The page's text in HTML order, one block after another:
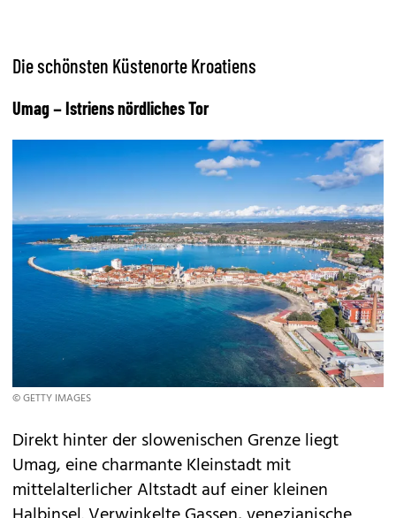
Die schönsten Küstenorte Kroatiens
Umag – Istriens nördliches Tor
© GETTY IMAGES
Direkt hinter der slowenischen Grenze liegt
Umag, eine charmante Kleinstadt mit
mittelalterlicher Altstadt auf einer kleinen